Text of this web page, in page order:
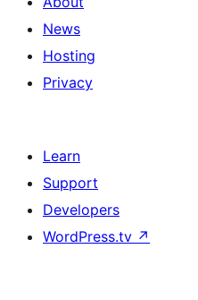
News
Hosting
Privacy
Learn
Support
Developers
WordPress.tv ↗